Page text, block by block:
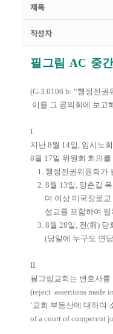
제목
작성자
필그림 AC 중
(G-3.0106 b: “행정전권
이를 그 공의회에 보 고
I.
지난 8월 14일 임시노
8월 17일 위원회 회의
1. 행정전권위원회가
2. 8월 13일 양춘길
더 이상 미국장로
설교를 포함하여
3. 8월 28일 전(前) 당
(당일에 누구도 면
II.
필그림교회는 변호사를
(reject assertions made
‘ 교회 부동산에 대하여
of a court of competent